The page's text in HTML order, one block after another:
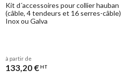
Kit d´accessoires pour collier hauban
(câble, 4 tendeurs et 16 serres-câble)
Inox ou Galva
à partir de
133,20 €HT